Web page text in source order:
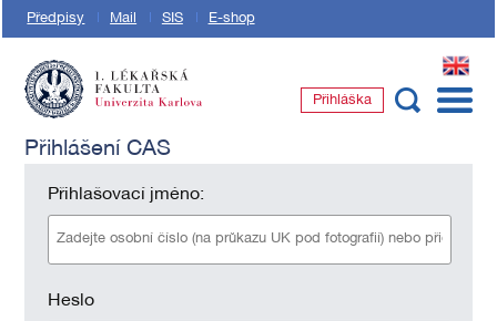
Předpisy Mail SIS E-shop
EN
Přihláška
Přihlášení CAS
Přihlašovací jméno:
Heslo